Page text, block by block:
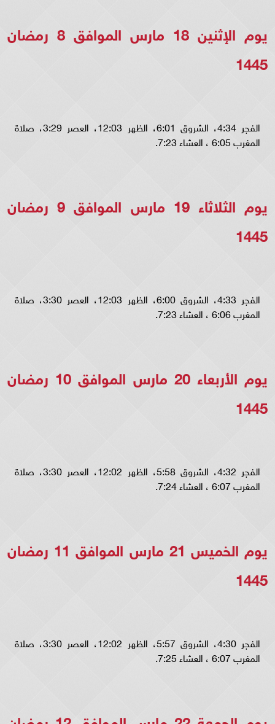
يوم الإثنين 18 مارس الموافق 8 رمضان
1445
الفجر 4:34، الشروق 6:01، الظهر 12:03، العصر 3:29، صلاة
المغرب 6:05 ، العشاء 7:23.
يوم الثلاثاء 19 مارس الموافق 9 رمضان
1445
الفجر 4:33، الشروق 6:00، الظهر 12:03، العصر 3:30، صلاة
المغرب 6:06 ، العشاء 7:23.
يوم الأربعاء 20 مارس الموافق 10 رمضان
1445
الفجر 4:32، الشروق 5:58، الظهر 12:02، العصر 3:30، صلاة
المغرب 6:07 ، العشاء 7:24.
يوم الخميس 21 مارس الموافق 11 رمضان
1445
الفجر 4:30، الشروق 5:57، الظهر 12:02، العصر 3:30، صلاة
المغرب 6:07 ، العشاء 7:25.